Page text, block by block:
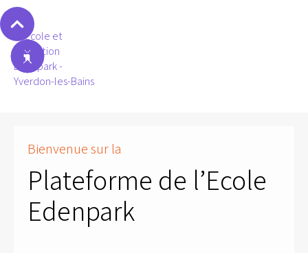
Bienvenue sur la
Plateforme de l’Ecole
Edenpark